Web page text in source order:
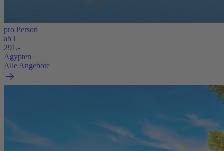
pro Person
ab €
291,-
Ägypten
Alle Angebote